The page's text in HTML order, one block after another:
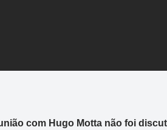
com Hugo Motta não foi